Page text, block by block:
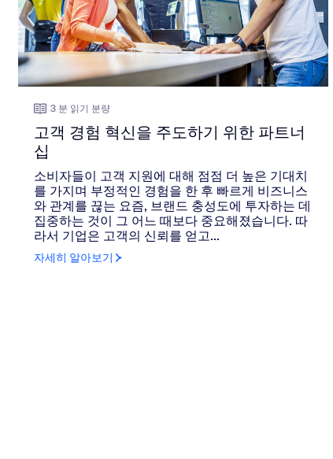
3 분 읽기 분량
고객 경험 혁신을 주도하기 위한 파트너
십
소비자들이 고객 지원에 대해 점점 더 높은 기대치
를 가지며 부정적인 경험을 한 후 빠르게 비즈니스
와 관계를 끊는 요즘, 브랜드 충성도에 투자하는 데
집중하는 것이 그 어느 때보다 중요해졌습니다. 따
라서 기업은 고객의 신뢰를 얻고...
자세히 알아보기